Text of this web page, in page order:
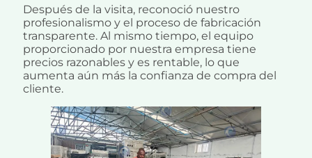
Después de la visita, reconoció nuestro
profesionalismo y el proceso de fabricación
transparente. Al mismo tiempo, el equipo
proporcionado por nuestra empresa tiene
precios razonables y es rentable, lo que
aumenta aún más la confianza de compra del
cliente.